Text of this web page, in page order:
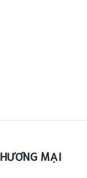
MẠI